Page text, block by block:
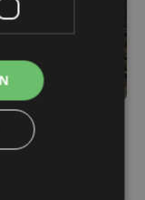
dienst in AZ